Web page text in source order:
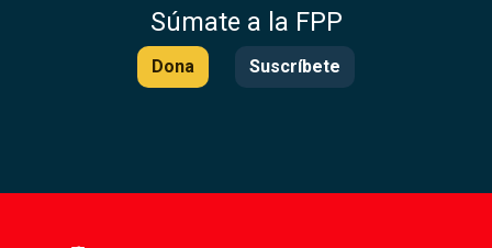
Súmate a la FPP
Dona Suscríbete